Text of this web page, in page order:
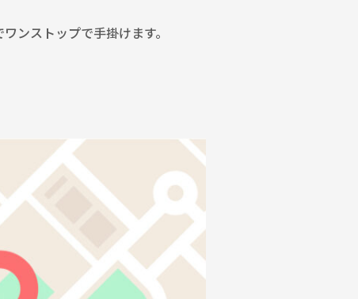
ンストップで手掛けます。